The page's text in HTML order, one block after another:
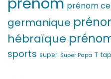
prénom
germanique
hébraïque
sports super Super Papa T